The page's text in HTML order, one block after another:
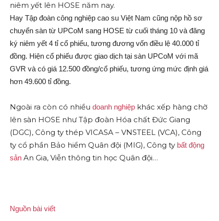
niêm yết lên HOSE năm nay.
Hay Tập đoàn công nghiệp cao su Việt Nam cũng nộp hồ sơ
chuyển sàn từ UPCoM sang HOSE từ cuối tháng 10 và đăng
ký niêm yết 4 tỉ cổ phiếu, tương đương vốn điều lệ 40.000 tỉ
đồng. Hiện cổ phiếu được giao dịch tại sàn UPCoM với mã
GVR và có giá 12.500 đồng/cổ phiếu, tương ứng mức định giá
hơn 49.600 tỉ đồng.
Ngoài ra còn có nhiều doanh nghiệp khác xếp hàng chờ
lên sàn HOSE như Tập đoàn Hóa chất Đức Giang
(DGC), Công ty thép VICASA – VNSTEEL (VCA), Công
ty cổ phần Bảo hiểm Quân đội (MIG), Công ty bất động
sản An Gia, Viễn thông tin học Quân đội…
Nguồn bài viết